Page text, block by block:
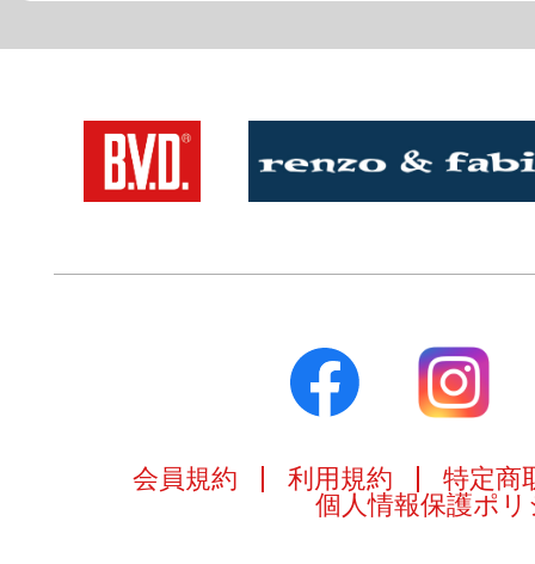
会員規約 利用規約
特定商
個人情報保護ポリ